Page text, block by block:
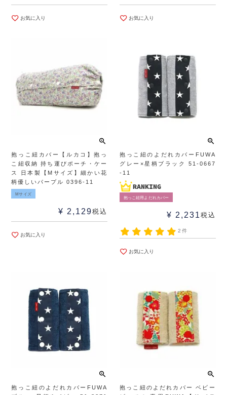
お気に入り お気に入り
抱っこ紐カバー【ルカコ】抱っ
こ紐収納 持ち運びポーチ・ケー
ス 日本製【Mサイズ】細かい花
柄優しいパープル 0396-11
Mサイズ
¥ 2,129税込
お気に入り
抱っこ紐のよだれカバーFUWA
グレー×星柄ブラック 51-0667
-11
抱っこ紐用よだれカバー
¥ 2,231 税込
2件
お気に入り
抱っこ紐のよだれカバーFUWA
抱っこ紐のよだれカバー ベビー